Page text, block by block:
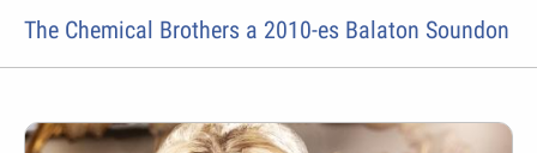
The Chemical Brothers a 2010-es Balaton Soundon